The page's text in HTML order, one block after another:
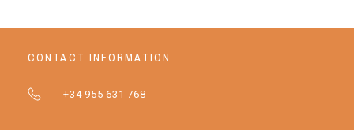
CONTACT INFORMATION
+34 955 631 768